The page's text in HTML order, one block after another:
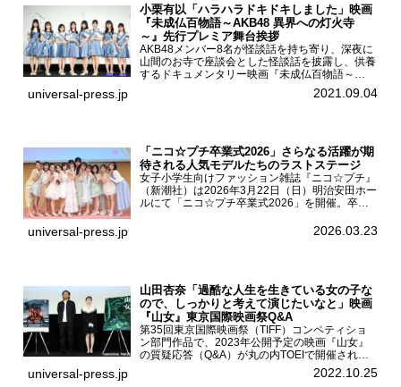
小栗有以「ハラハラドキドキしました」映画
『未成仏百物語～AKB48 異界への灯火寺
～』先行プレミア舞台挨拶
AKB48メンバー8名が怪談話を持ち寄り、深夜に
山間のお寺で座談会とした怪談話を披露し、供養
するドキュメンタリー映画『未成仏百物語～
AKB48異界への灯火寺～』の先行プレミア舞台
挨拶が東京・ユナイテッド・シネマ豊洲で開催さ
universal-press.jp 2021.09.04
「ニコ☆プチ卒業式2026」さらなる活躍が期
待される人気モデルたちのラストステージ
女子小学生向けファッション雑誌『ニコ☆プチ』
（新潮社）は2026年3月22日（日）明治安田ホー
ルにて「ニコ☆プチ卒業式2026」を開催。卒業
ん、末永ひなた、高梨琴乃、土井ありさ、藤田蒼
universal-press.jp 2026.03.23
山田杏奈「過酷な人生を生きている女の子な
ので、しっかりと考えて演じたいなと」映画
『山女』東京国際映画祭Q&A
第35回東京国際映画祭（TIFF）コンペティショ
ン部門作品で、2023年公開予定の映画『山女』
の質疑応答（Q&A）が丸の内TOEIで開催され、
主演を務めた女優の山田杏奈、監督の福永壮志が
登壇。本作について語った。映画『山女』第35
universal-press.jp 2022.10.25